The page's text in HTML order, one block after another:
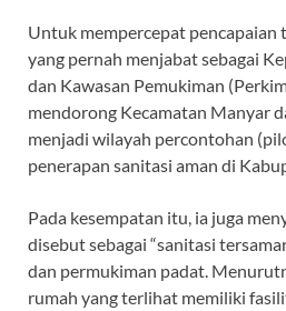
Untuk mempercepat pencapaian
yang pernah menjabat sebagai
dan Kawasan Pemukiman
mendorong Kecamatan Manyar
menjadi wilayah percontohan
penerapan sanitasi aman di
Pada kesempatan itu, ia juga
disebut sebagai “sanitasi
dan permukiman padat.
rumah yang terlihat memiliki